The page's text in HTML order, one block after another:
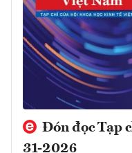
Đón đọc Tạp
31-2026